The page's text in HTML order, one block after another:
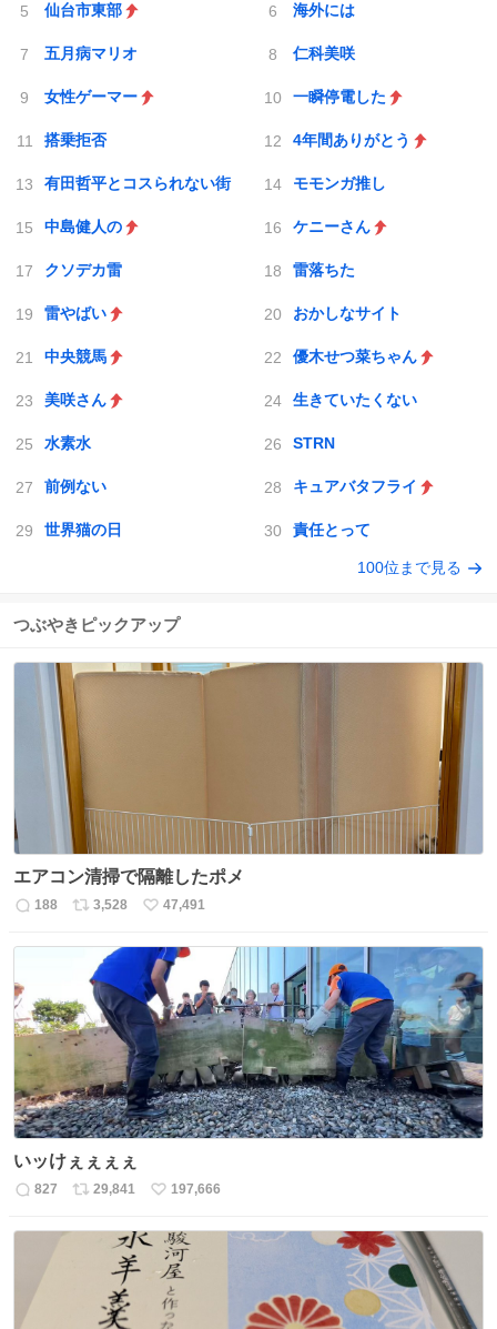
仙台市東部 海外には
五月病マリオ 仁科美咲
女性ゲーマー 一瞬停電した
搭乗拒否 4年間ありがとう
有田哲平とコスられない街 モモンガ推し
中島健人の ケニーさん
クソデカ雷 雷落ちた
雷やばい おかしなサイト
中央競馬 優木せつ菜ちゃん
美咲さん 生きていたくない
水素水 STRN
前例ない キュアバタフライ
世界猫の日 責任とって
100位まで見る
つぶやきピックアップ
エアコン清掃で隔離したポメ
返
188
リ
数
3,528
い
ね
数
47,491
いッけぇぇぇぇ
返
827
リ
29,841
い
ね
数
197,666